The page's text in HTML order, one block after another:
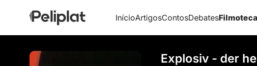
InícioArtigosContosDebatesFilmoteca
Explosiv - der